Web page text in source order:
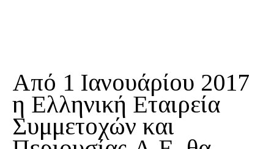
Από 1 Ιανουάρίου 2017
η Ελληνική Εταιρεία
Συμμετοχών και